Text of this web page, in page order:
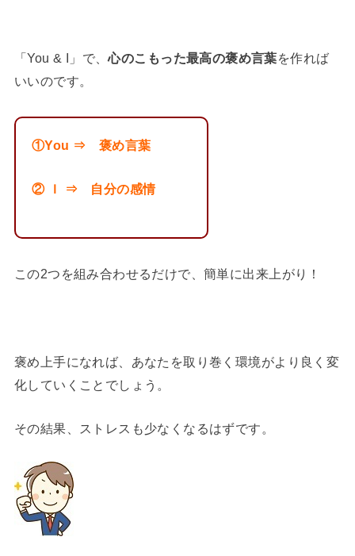
「You & I」で、心のこもった最高の褒め言葉を作れば
いいのです。
①You ⇒ 褒め言葉
② Ｉ ⇒ 自分の感情
この2つを組み合わせるだけで、簡単に出来上がり！
褒め上手になれば、あなたを取り巻く環境がより良く変
化していくことでしょう。
その結果、ストレスも少なくなるはずです。